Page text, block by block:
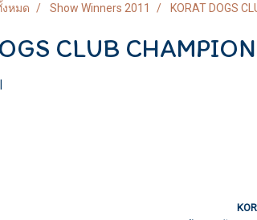
หมด Show Winners 2011 KORAT DOGS
CLUB
|